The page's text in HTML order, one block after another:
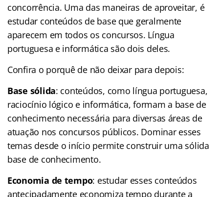
concorrência. Uma das maneiras de aproveitar, é
estudar conteúdos de base que geralmente
aparecem em todos os concursos. Língua
portuguesa e informática são dois deles.
Confira o porquê de não deixar para depois:
Base sólida: conteúdos, como língua portuguesa,
raciocínio lógico e informática, formam a base de
conhecimento necessária para diversas áreas de
atuação nos concursos públicos. Dominar esses
temas desde o início permite construir uma sólida
base de conhecimento.
Economia de tempo: estudar esses conteúdos
antecipadamente economiza tempo durante a